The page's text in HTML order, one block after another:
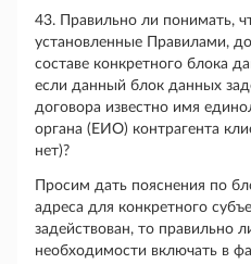
43. Правильно ли понимать,
установленные Правилами,
составе конкретного блока
если данный блок данных
договора известно имя
органа (ЕИО) контрагента
нет)?
Просим дать пояснения по
адреса для конкретного
задействован, то правильно
необходимости включать в